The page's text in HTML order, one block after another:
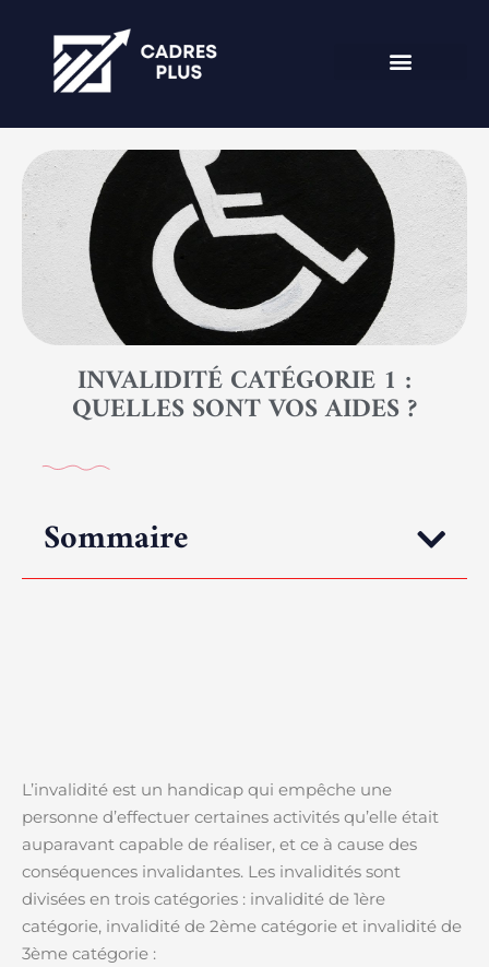
INVALIDITÉ CATÉGORIE 1 :
QUELLES SONT VOS AIDES ?
Sommaire
L’invalidité est un handicap qui empêche une
personne d’effectuer certaines activités qu’elle était
auparavant capable de réaliser, et ce à cause des
conséquences invalidantes. Les invalidités sont
divisées en trois catégories : invalidité de 1ère
catégorie, invalidité de 2ème catégorie et invalidité de
3ème catégorie :